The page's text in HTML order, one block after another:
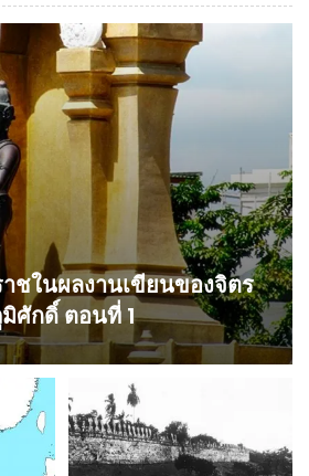
ชในผลงานเขียนของจิตร
ศักดิ์ ตอนที่ 1